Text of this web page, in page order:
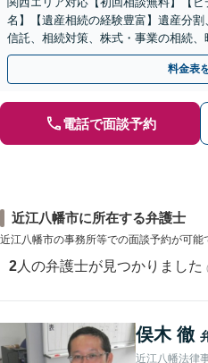
名】【遺産相続の経験豊富】遺産分
信託、相続対策、株式・事業の相続
対応実績。【バリアフリー】【完全個
料金表
電話で面談予約
近江八幡市に所在する弁護士
近江八幡市の事務所等での面談予約が可能
2 人の弁護士が見つかりました
俣木 徹
近江八幡法律